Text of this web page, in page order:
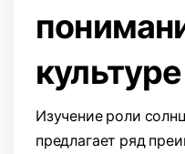
Изучение роли
предлагает ряд